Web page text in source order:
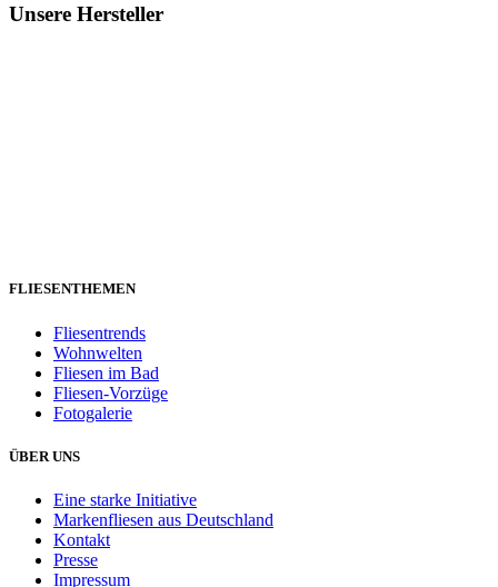
Unsere Hersteller
FLIESENTHEMEN
Fliesentrends
Wohnwelten
Fliesen im Bad
Fliesen-Vorzüge
Fotogalerie
ÜBER UNS
Eine starke Initiative
Markenfliesen aus Deutschland
Kontakt
Presse
Impressum